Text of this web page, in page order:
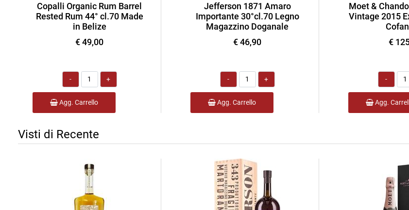
Copalli Organic Rum Barrel
Rested Rum 44° cl.70 Made
in Belize
€ 49,00
Quantità
Agg. Carrello
Jefferson 1871 Amaro
Importante 30°cl.70 Legno
Magazzino Doganale
€ 46,90
Quantità
Agg. Carrello
Moet &
Vintage 2015
€
Agg.
Visti di Recente